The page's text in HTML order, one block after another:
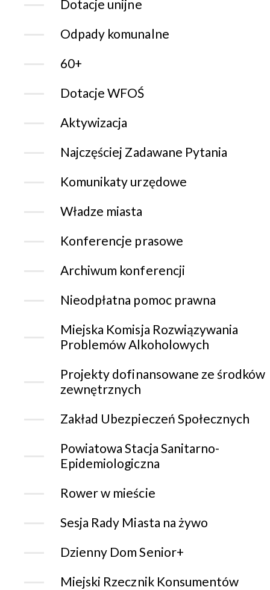
Dotacje unijne
Odpady komunalne
60+
Dotacje WFOŚ
Aktywizacja
Najczęściej Zadawane Pytania
Komunikaty urzędowe
Władze miasta
Konferencje prasowe
Archiwum konferencji
Nieodpłatna pomoc prawna
Miejska Komisja Rozwiązywania
Problemów Alkoholowych
Projekty dofinansowane ze środków
zewnętrznych
Zakład Ubezpieczeń Społecznych
Powiatowa Stacja Sanitarno-
Epidemiologiczna
Rower w mieście
Sesja Rady Miasta na żywo
Dzienny Dom Senior+
Miejski Rzecznik Konsumentów